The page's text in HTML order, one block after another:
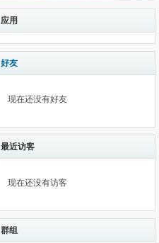
应用
好友
现在还没有好友
最近访客
现在还没有访客
群组